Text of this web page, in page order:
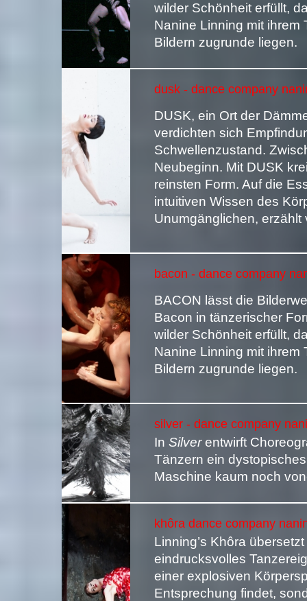
wilder Schönheit erfüllt,
Nanine Linning mit ihrem
Bildern zugrunde liegen.
dusk - dance company
DUSK, ein Ort der
verdichten sich
Schwellenzustand.
Neubeginn. Mit DUSK
reinsten Form. Auf die
intuitiven Wissen des
Unumgänglichen,
bacon - dance company
BACON lässt die
Bacon in tänzerischer
wilder Schönheit erfüllt,
Nanine Linning mit ihrem
Bildern zugrunde liegen.
silver - dance company
In Silverentwirft
Tänzern ein
Maschine kaum noch
khôra dance company
Linning’s Khôra
eindrucksvolles
einer explosiven
Entsprechung findet,